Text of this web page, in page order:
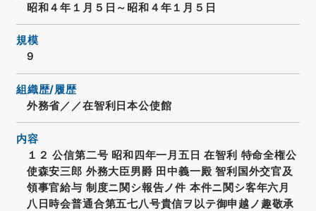
昭和４年１月５日～昭和４年１月５日
規模
9
組織歴/履歴
外務省／／在智利日本公使館
内容
１２ 公信第二号 昭和四年一月五日 在智利 特命全権公
使森安三郎 外務大臣男爵 田中義一殿 智利国外交官及
領事官給与 制度ニ関シ報告ノ件 本件ニ関シ客年六月
八日時会普通合第五七八号貴信ヲ以テ御申越ノ趣敬承